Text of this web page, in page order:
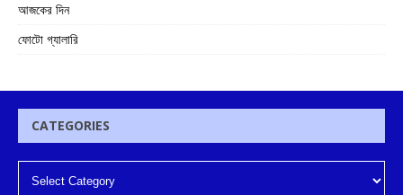
আজকের দিন
ফোটো গ্যালারি
CATEGORIES